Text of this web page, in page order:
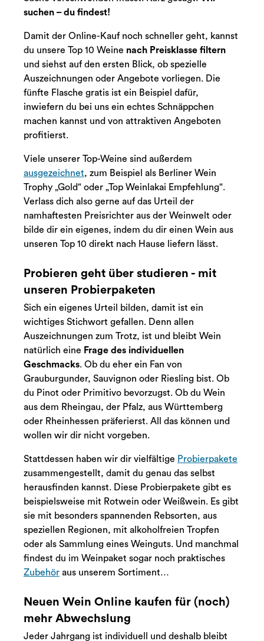
suchen – du findest!
Damit der Online-Kauf noch schneller geht, kannst
du unsere Top 10 Weine nach Preisklasse filtern
und siehst auf den ersten Blick, ob spezielle
Auszeichnungen oder Angebote vorliegen. Die
fünfte Flasche gratis ist ein Beispiel dafür,
inwiefern du bei uns ein echtes Schnäppchen
machen kannst und von attraktiven Angeboten
profitierst.
Viele unserer Top-Weine sind außerdem
ausgezeichnet, zum Beispiel als Berliner Wein
Trophy „Gold“ oder „Top Weinlakai Empfehlung“.
Verlass dich also gerne auf das Urteil der
namhaftesten Preisrichter aus der Weinwelt oder
bilde dir ein eigenes, indem du dir einen Wein aus
unseren Top 10 direkt nach Hause liefern lässt.
Probieren geht über studieren - mit
unseren Probierpaketen
Sich ein eigenes Urteil bilden, damit ist ein
wichtiges Stichwort gefallen. Denn allen
Auszeichnungen zum Trotz, ist und bleibt Wein
natürlich eine Frage des individuellen
Geschmacks. Ob du eher ein Fan von
Grauburgunder, Sauvignon oder Riesling bist. Ob
du Pinot oder Primitivo bevorzugst. Ob du Wein
aus dem Rheingau, der Pfalz, aus Württemberg
oder Rheinhessen präferierst. All das können und
wollen wir dir nicht vorgeben.
Stattdessen haben wir dir vielfältige Probierpakete
zusammengestellt, damit du genau das selbst
herausfinden kannst. Diese Probierpakete gibt es
beispielsweise mit Rotwein oder Weißwein. Es gibt
sie mit besonders spannenden Rebsorten, aus
speziellen Regionen, mit alkoholfreien Tropfen
oder als Sammlung eines Weinguts. Und manchmal
findest du im Weinpaket sogar noch praktisches
Zubehör aus unserem Sortiment…
Neuen Wein Online kaufen für (noch)
mehr Abwechslung
Jeder Jahrgang ist individuell und deshalb bleibt